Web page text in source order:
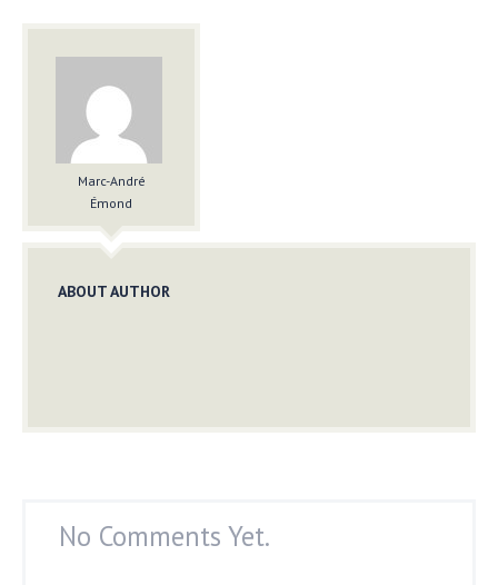
Marc-André
Émond
ABOUT AUTHOR
No Comments Yet.